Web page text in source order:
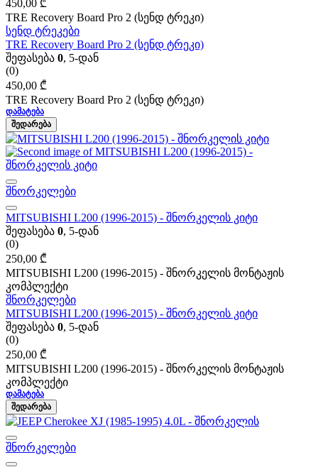
450,00 ₾
TRE Recovery Board Pro 2 (სენდ ტრეკი)
სენდ ტრეკები
TRE Recovery Board Pro 2 (სენდ ტრეკი)
შეფასება 0, 5-დან
(0)
450,00 ₾
TRE Recovery Board Pro 2 (სენდ ტრეკი)
ᲓᲐᲛᲐᲢᲔᲑᲐ
ᲨᲔᲓᲐᲠᲔᲑᲐ
შნორკელები
MITSUBISHI L200 (1996-2015) - შნორკელის კიტი
შეფასება 0, 5-დან
(0)
250,00 ₾
MITSUBISHI L200 (1996-2015) - შნორკელის მონტაჟის
კომპლექტი
შნორკელები
MITSUBISHI L200 (1996-2015) - შნორკელის კიტი
შეფასება 0, 5-დან
(0)
250,00 ₾
MITSUBISHI L200 (1996-2015) - შნორკელის მონტაჟის
კომპლექტი
ᲓᲐᲛᲐᲢᲔᲑᲐ
ᲨᲔᲓᲐᲠᲔᲑᲐ
შნორკელები